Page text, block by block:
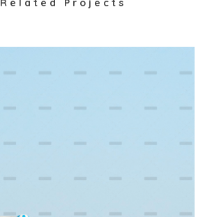
Related Projects